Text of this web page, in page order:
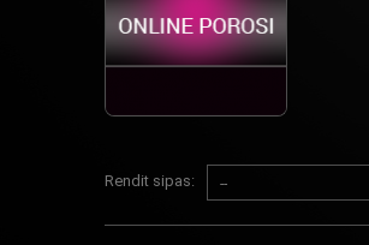
Rendit sipas: --